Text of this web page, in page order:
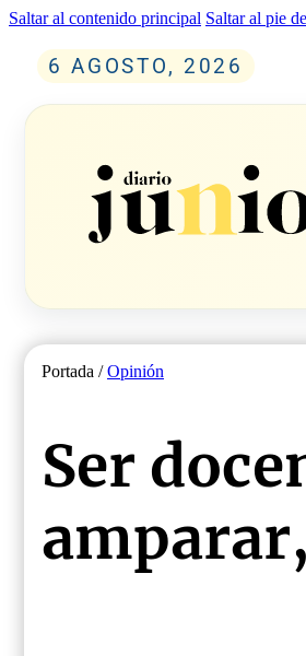
Saltar al contenido principal Saltar al pie
6 AGOSTO, 2026
Portada /Opinión
Ser